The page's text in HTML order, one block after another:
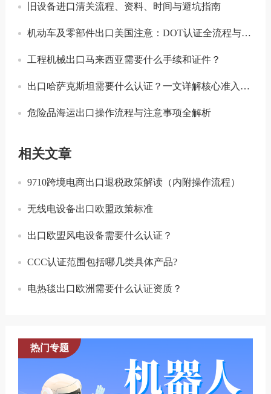
旧设备进口清关流程、资料、时间与避坑指南
机动车及零部件出口美国注意：DOT认证全流程与合规要点详解
工程机械出口马来西亚需要什么手续和证件？
出口哈萨克斯坦需要什么认证？一文详解核心准入要求
危险品海运出口操作流程与注意事项全解析
相关文章
9710跨境电商出口退税政策解读（内附操作流程）
无线电设备出口欧盟政策标准
出口欧盟风电设备需要什么认证？
CCC认证范围包括哪几类具体产品?
电热毯出口欧洲需要什么认证资质？
热门专题